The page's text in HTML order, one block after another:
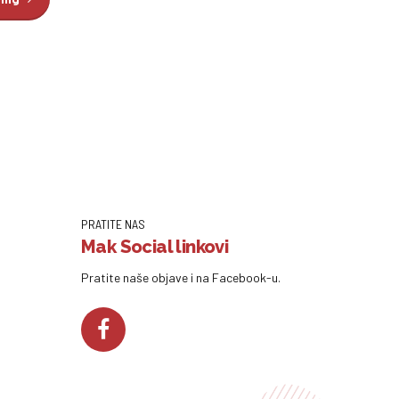
PRATITE NAS
Mak Social linkovi
Pratite naše objave i na Facebook-u.